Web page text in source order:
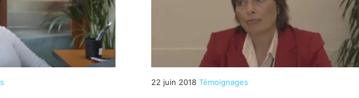
22 juin 2018 Témoignages